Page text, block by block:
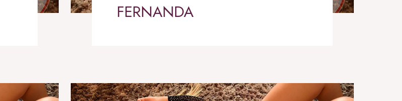
FERNANDA